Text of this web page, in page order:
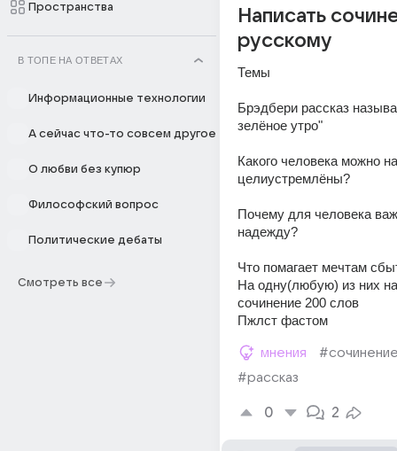
Пространства
В ТОПЕ НА ОТВЕТАХ
Информационные технологии
А сейчас что-то совсем другое
О любви без купюр
Философский вопрос
Политические дебаты
Смотреть все
Написать
русскому
Темы
Брэдбери рассказ
зелёное утро"
Какого человека можно
целиустремлёны?
Почему для человека
надежду?
Что помагает мечтам
На одну(любую) из них
сочинение 200 слов
Пжлст фастом
мнения
#рассказ
0 2